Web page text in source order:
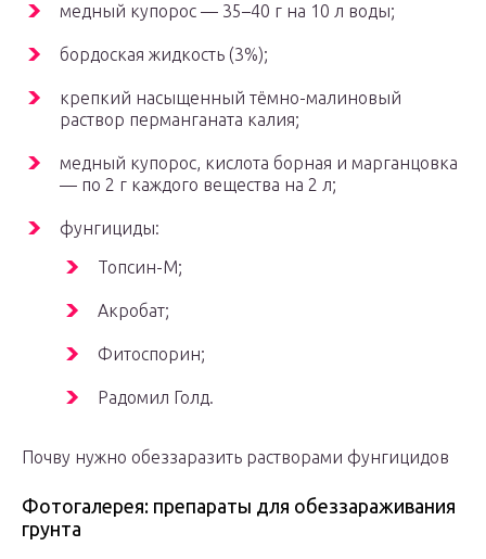
медный купорос — 35–40 г на 10 л воды;
бордоская жидкость (3%);
крепкий насыщенный тёмно-малиновый
раствор перманганата калия;
медный купорос, кислота борная и марганцовка
— по 2 г каждого вещества на 2 л;
фунгициды:
Топсин-М;
Акробат;
Фитоспорин;
Радомил Голд.
Почву нужно обеззаразить растворами фунгицидов
Фотогалерея: препараты для обеззараживания
грунта